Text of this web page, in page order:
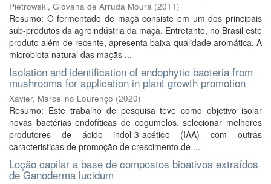
Pietrowski, Giovana de Arruda Moura (2011)
Resumo: O fermentado de maçã consiste em um dos principais
sub-produtos da agroindústria da maçã. Entretanto, no Brasil este
produto além de recente, apresenta baixa qualidade aromática. A
microbiota natural das maçãs ...
Isolation and identification of endophytic bacteria from
mushrooms for application in plant growth promotion
Xavier, Marcelino Lourenço (2020)
Resumo: Este trabalho de pesquisa teve como objetivo isolar
novas bactérias endofíticas de cogumelos, selecionar melhores
produtores de ácido indol-3-acético (IAA) com outras
caracteristicas de promoção de crescimento de ...
Loção capilar a base de compostos bioativos extraídos
de Ganoderma lucidum